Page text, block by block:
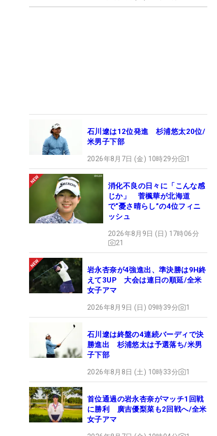
石川遼は12位発進 杉浦悠太20位/
米男子下部
2026年8月7日 (金) 10時29分 1
消化不良の日々に「こんな感
じか」 菅楓華が北海道
で“憂さ晴らし”の4位フィニ
ッシュ
2026年8月9日 (日) 17時06分
21
岩永杏奈が4強進出、準決勝は9H終
えて3UP 大会は連日の順延/全米
女子アマ
2026年8月9日 (日) 09時39分 1
石川遼は終盤の4連続バーディで決
勝進出 杉浦悠太は予選落ち/米男
子下部
2026年8月8日 (土) 10時33分 1
首位通過の岩永杏奈がマッチ1回戦
に勝利 廣吉優梨菜も2回戦へ/全米
女子アマ